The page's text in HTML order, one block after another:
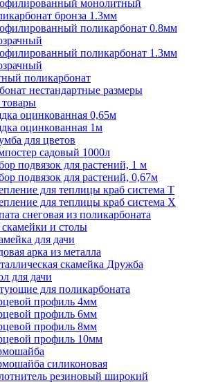
монолитный
бронза 1.3мм
поликарбонат 0.8мм
поликарбонат 1.3мм
поликарбонат
нестандартные размеры
оцинкованная 0,65м
оцинкованная 1м
для цветов
садовый 1000л
подвязок для растений, 1 м
подвязок для растений, 0,67м
для теплицы краб система Т
для теплицы краб система Х
снеговая из поликарбоната
и столы
для дачи
арка из металла
скамейка Дружба
для дачи
для поликарбоната
профиль 4мм
профиль 6мм
профиль 8мм
профиль 10мм
силиконовая
резиновый широкий